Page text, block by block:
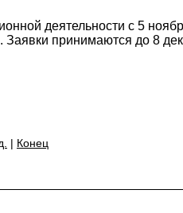
деятельности с 5
принимаются до 8
| Конец